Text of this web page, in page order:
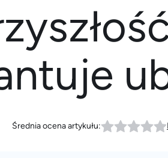
Średnia ocena artykułu: